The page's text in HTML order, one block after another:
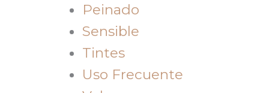
Peinado
Sensible
Tintes
Uso Frecuente